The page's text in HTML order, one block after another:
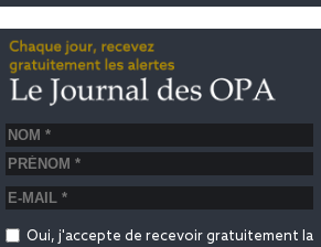
Oui, j'accepte de recevoir gratuitement la